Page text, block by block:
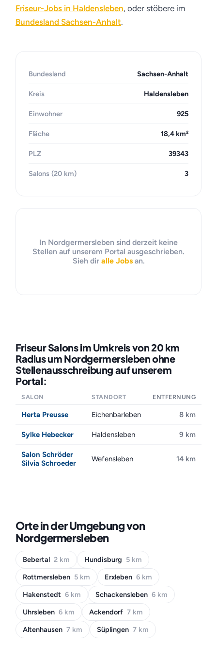
Friseur-Jobs in Haldensleben, oder stöbere im
Bundesland Sachsen-Anhalt.
Bundesland Sachsen-Anhalt
Kreis Haldensleben
Einwohner 925
Fläche 18,4 km²
PLZ 39343
Salons (20 km) 3
In Nordgermersleben sind derzeit keine
Stellen auf unserem Portal ausgeschrieben.
Sieh dir alle Jobsan.
Friseur Salons im Umkreis von 20 km
Radius um Nordgermersleben ohne
Stellenausschreibung auf unserem
Portal:
SALON STANDORT ENTFERNUNG
Herta Preusse Eichenbarleben 8 km
Sylke Hebecker Haldensleben 9 km
Salon Schröder
Silvia Schroeder
Wefensleben 14 km
Orte in der Umgebung von
Nordgermersleben
Bebertal 2 km Hundisburg 5 km
Rottmersleben 5 km Erxleben 6 km
Hakenstedt 6 km Schackensleben 6 km
Uhrsleben 6 km Ackendorf 7 km
Altenhausen 7 km Süplingen 7 km